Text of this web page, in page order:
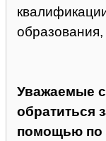
образования,
Уважаемые
обратиться
помощью по